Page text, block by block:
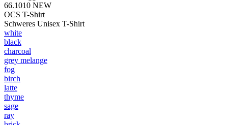
66.1010 NEW
OCS T-Shirt
Schweres Unisex T-Shirt
white
black
charcoal
grey melange
fog
birch
latte
thyme
sage
ray